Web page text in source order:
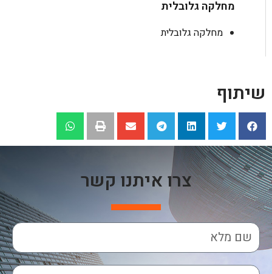
מחלקה גלובלית
מחלקה גלובלית
שיתוף
צרו איתנו קשר